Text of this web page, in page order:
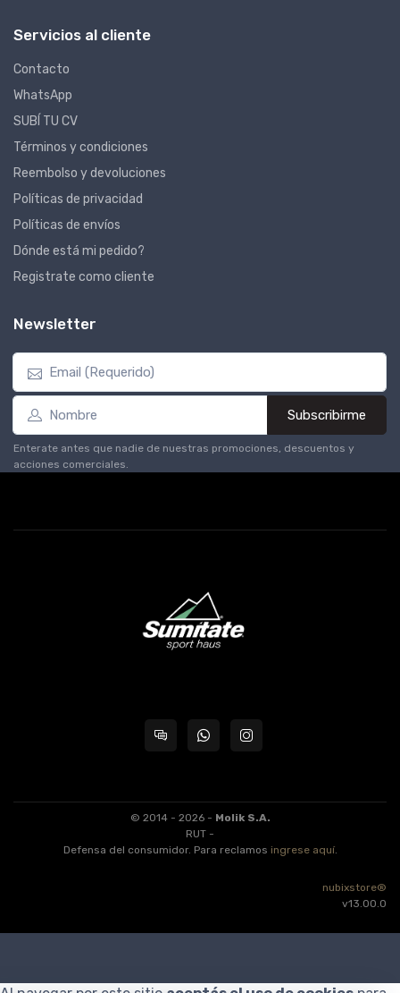
Servicios al cliente
Contacto
WhatsApp
SUBÍ TU CV
Términos y condiciones
Reembolso y devoluciones
Políticas de privacidad
Políticas de envíos
Dónde está mi pedido?
Registrate como cliente
Newsletter
Subscribirme
Enterate antes que nadie de nuestras promociones, descuentos y
acciones comerciales.
© 2014 - 2026 - Molik S.A.
RUT -
Defensa del consumidor. Para reclamos ingrese aquí.
nubixstore®
v13.00.0